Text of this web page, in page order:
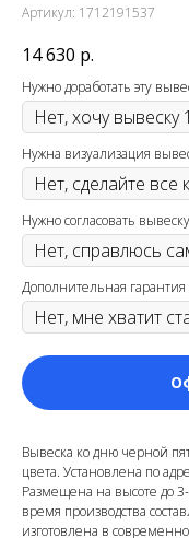
Артикул: 1712191537
14 630 р.
Нужно доработать эту
Нужна визуализация
Нужно согласовать вывеску
Дополнительная гарантия
Вывеска ко дню черной
цвета. Установлена по
Размещена на высоте до
время производства
изготовлена в